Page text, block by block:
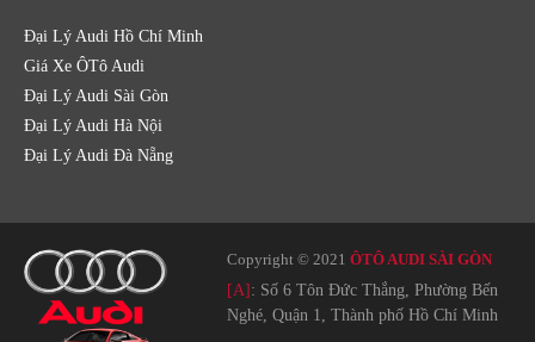
Đại Lý Audi Hồ Chí Minh
Giá Xe ÔTô Audi
Đại Lý Audi Sài Gòn
Đại Lý Audi Hà Nội
Đại Lý Audi Đà Nẵng
Copyright © 2021 ÔTÔ AUDI SÀI GÒN
[A] : Số 6 Tôn Đức Thắng, Phường Bến
Nghé, Quận 1, Thành phố Hồ Chí Minh